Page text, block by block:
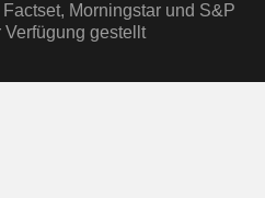
Morningstar und S&P
Verfügung gestellt